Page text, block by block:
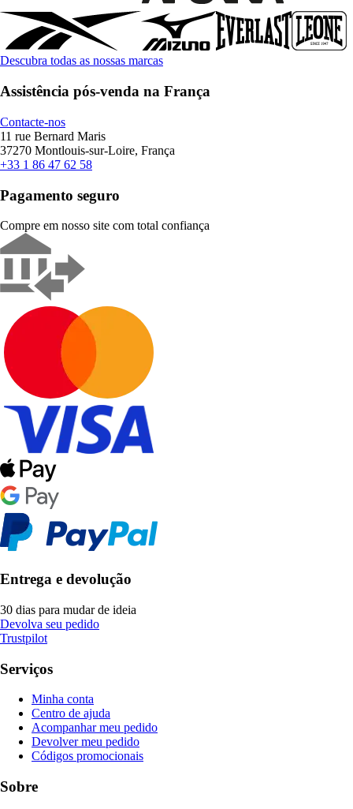
Descubra todas as nossas marcas
Assistência pós-venda na França
Contacte-nos
11 rue Bernard Maris
37270 Montlouis-sur-Loire, França
+33 1 86 47 62 58
Pagamento seguro
Compre em nosso site com total confiança
Entrega e devolução
30 dias para mudar de ideia
Devolva seu pedido
Trustpilot
Serviços
Minha conta
Centro de ajuda
Acompanhar meu pedido
Devolver meu pedido
Códigos promocionais
Sobre